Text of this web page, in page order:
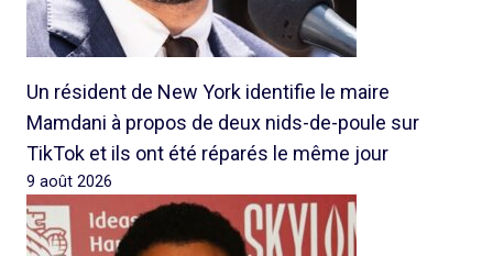
Un résident de New York identifie le maire
Mamdani à propos de deux nids-de-poule sur
TikTok et ils ont été réparés le même jour
9 août 2026